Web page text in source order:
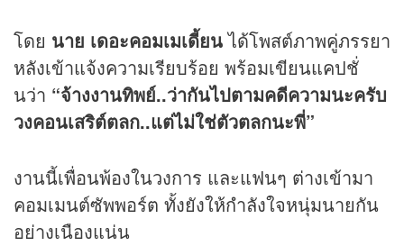
โดย นาย เดอะคอมเมเดี้ยนได้โพสต์ภาพคู่ภรรยา
หลังเข้าแจ้งความเรียบร้อย พร้อมเขียนแคปชั่
นว่า “จ้างงานทิพย์..ว่ากันไปตามคดีความนะครับ
วงคอนเสริต์ตลก..แต่ไม่ใช่ตัวตลกนะพี่”
งานนี้เพื่อนพ้องในวงการ และแฟนๆ ต่างเข้ามา
คอมเมนต์ซัพพอร์ต ทั้งยังให้กำลังใจหนุ่มนายกัน
อย่างเนืองแน่น